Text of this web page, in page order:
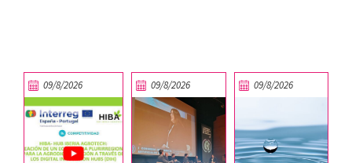
09/8/2026 09/8/2026 09/8/2026